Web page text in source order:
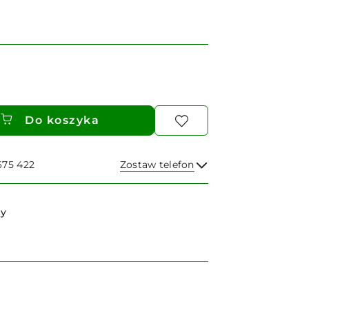
Do koszyka
422 Zostaw telefon
Wyślij